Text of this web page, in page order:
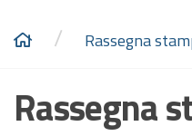
/ Rassegna
Rassegna